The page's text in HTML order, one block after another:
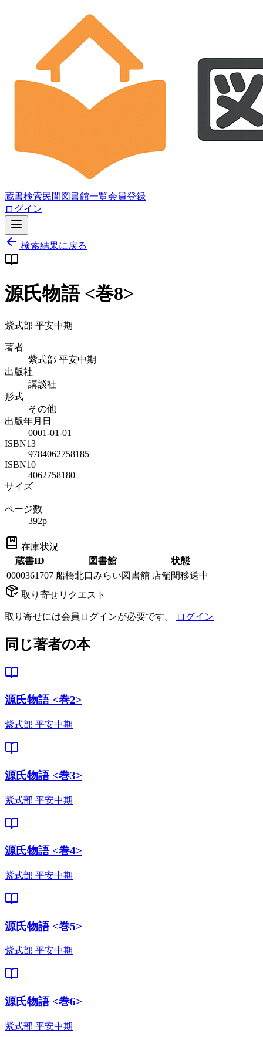
蔵書検索民間図書館一覧会員登録
ログイン
検索結果に戻る
源氏物語 <巻8>
紫式部 平安中期
著者
紫式部 平安中期
出版社
講談社
形式
その他
出版年月日
0001-01-01
ISBN13
9784062758185
ISBN10
4062758180
サイズ
—
ページ数
392p
在庫状況
蔵書ID
図書館
状態
0000361707 船橋北口みらい図書館 店舗間移送中
取り寄せリクエスト
取り寄せには会員ログインが必要です。 ログイン
同じ著者の本
源氏物語 <巻2>
紫式部 平安中期
源氏物語 <巻3>
紫式部 平安中期
源氏物語 <巻4>
紫式部 平安中期
源氏物語 <巻5>
紫式部 平安中期
源氏物語 <巻6>
紫式部 平安中期